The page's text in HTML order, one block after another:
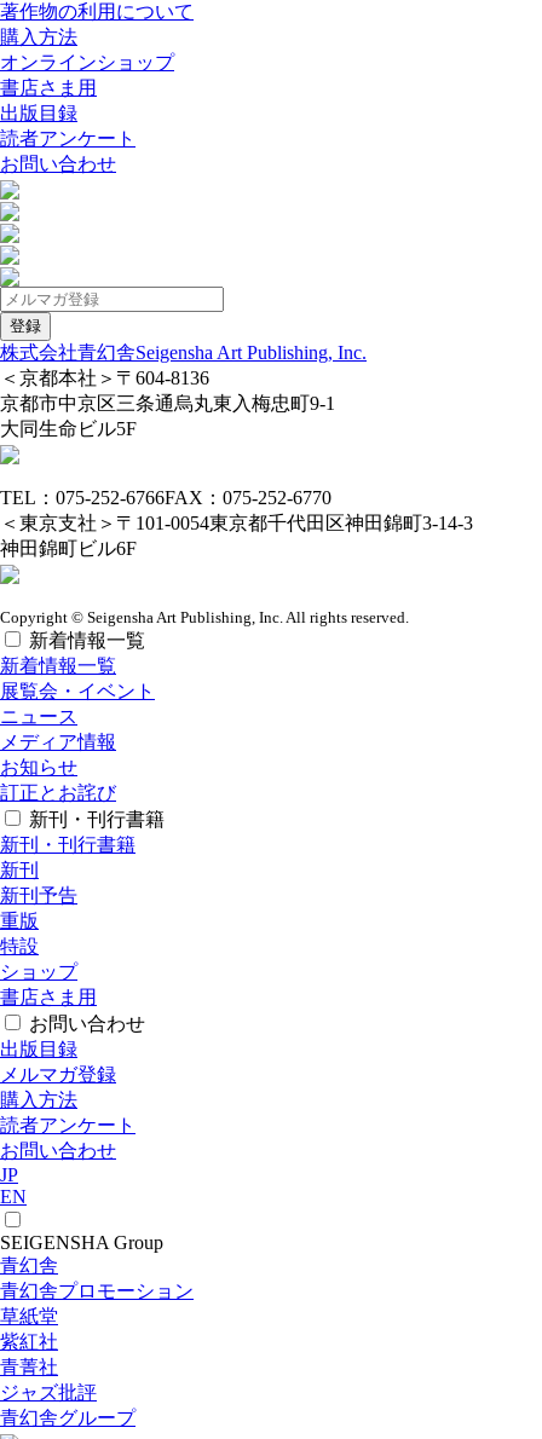
著作物の利用について
購入方法
オンラインショップ
書店さま用
出版目録
読者アンケート
お問い合わせ
株式会社青幻舎Seigensha Art Publishing, Inc.
＜京都本社＞ 〒604-8136
京都市中京区三条通烏丸東入梅忠町9-1
大同生命ビル5F
TEL：075-252-6766FAX：075-252-6770
＜東京支社＞ 〒101-0054東京都千代田区神田錦町3-14-3
神田錦町ビル6F
Copyright © Seigensha Art Publishing, Inc. All rights reserved.
新着情報一覧
新着情報一覧
展覧会・イベント
ニュース
メディア情報
お知らせ
訂正とお詫び
新刊・刊行書籍
新刊・刊行書籍
新刊
新刊予告
重版
特設
ショップ
書店さま用
お問い合わせ
出版目録
メルマガ登録
購入方法
読者アンケート
お問い合わせ
JP
EN
SEIGENSHA Group
青幻舎
青幻舎プロモーション
草紙堂
紫紅社
青菁社
ジャズ批評
青幻舎グループ